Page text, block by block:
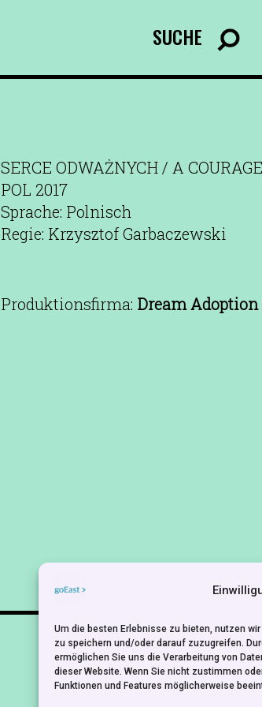
Um die besten Erlebnisse zu bieten, nutzen
zu speichern und/oder darauf zuzugreifen.
ermöglichen Sie uns die Verarbeitung von
dieser Website. Wenn Sie nicht zustimmen
Funktionen und Features möglicherweise
SUCHE
SERCE ODWAŻNYCH / A
POL 2017
Sprache: Polnisch
Regie: Krzysztof Garbaczewski
Produktionsfirma: Dream
NEWSLETTER KONTAKT